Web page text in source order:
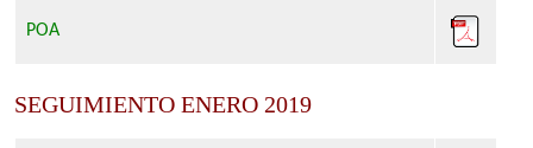
POA
SEGUIMIENTO ENERO 2019